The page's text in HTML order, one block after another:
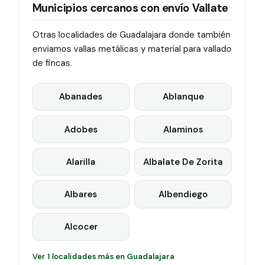
Municipios cercanos con envío Vallate
Otras localidades de Guadalajara donde también
enviamos vallas metálicas y material para vallado
de fincas.
Abanades Ablanque
Adobes Alaminos
Alarilla Albalate De Zorita
Albares Albendiego
Alcocer
Ver 1 localidades más en Guadalajara